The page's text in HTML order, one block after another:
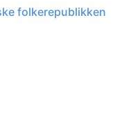
folkerepublikken